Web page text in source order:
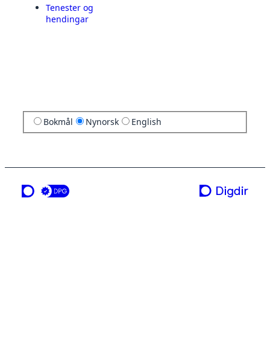
Tenester og
hendingar
Bokmål Nynorsk English